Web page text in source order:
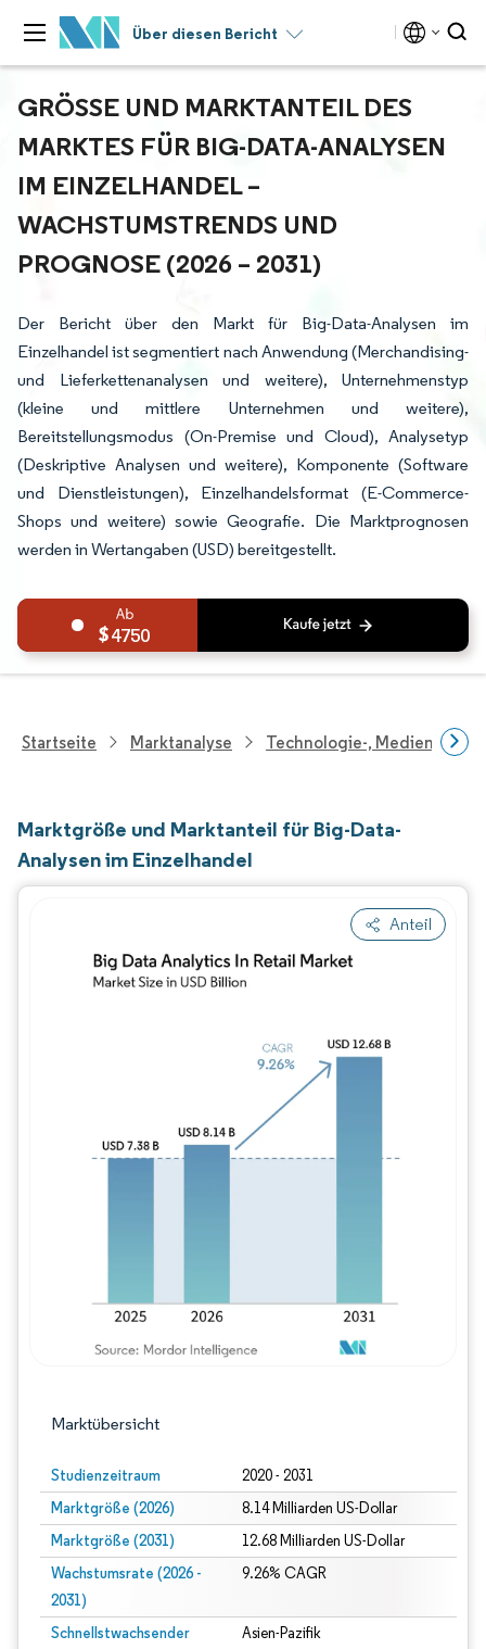
Über diesen Bericht
GRÖSSE UND MARKTANTEIL DES M
ARKTES FÜR BIG-DATA-ANALYSEN I
M EINZELHANDEL – W
ACHSTUMSTRENDS UND P
ROGNOSE (2026 – 2031)
Der Bericht über den Markt für Big-Data-Analysen im
Einzelhandel ist segmentiert nach Anwendung (Merchandising-
und Lieferkettenanalysen und weitere), Unternehmenstyp
(kleine und mittlere Unternehmen und weitere),
Bereitstellungsmodus (On-Premise und Cloud), Analysetyp
(Deskriptive Analysen und weitere), Komponente (Software
und Dienstleistungen), Einzelhandelsformat (E-Commerce-
Shops und weitere) sowie Geografie. Die Marktprognosen
werden in Wertangaben (USD) bereitgestellt.
4750
Startseite Marktanalyse Technologie-, Medien- Und
Marktgröße und Marktanteil für Big-Data-
Analysen im Einzelhandel
Anteil
Marktübersicht
Studienzeitraum 2020 - 2031
Marktgröße (2026) 8.14 Milliarden US-Dollar
Marktgröße (2031) 12.68 Milliarden US-Dollar
Wachstumsrate (2026 -
2031)
9.26% CAGR
Schnellstwachsender
Asien-Pazifik